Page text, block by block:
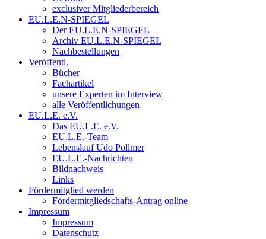
exclusiver Mitgliederbereich
EU.L.E.N-SPIEGEL
Der EU.L.E.N-SPIEGEL
Archiv EU.L.E.N-SPIEGEL
Nachbestellungen
Veröffentl.
Bücher
Fachartikel
unsere Experten im Interview
alle Veröffentlichungen
EU.L.E. e.V.
Das EU.L.E. e.V.
EU.L.E.-Team
Lebenslauf Udo Pollmer
EU.L.E.-Nachrichten
Bildnachweis
Links
Fördermitglied werden
Fördermitgliedschafts-Antrag online
Impressum
Impressum
Datenschutz